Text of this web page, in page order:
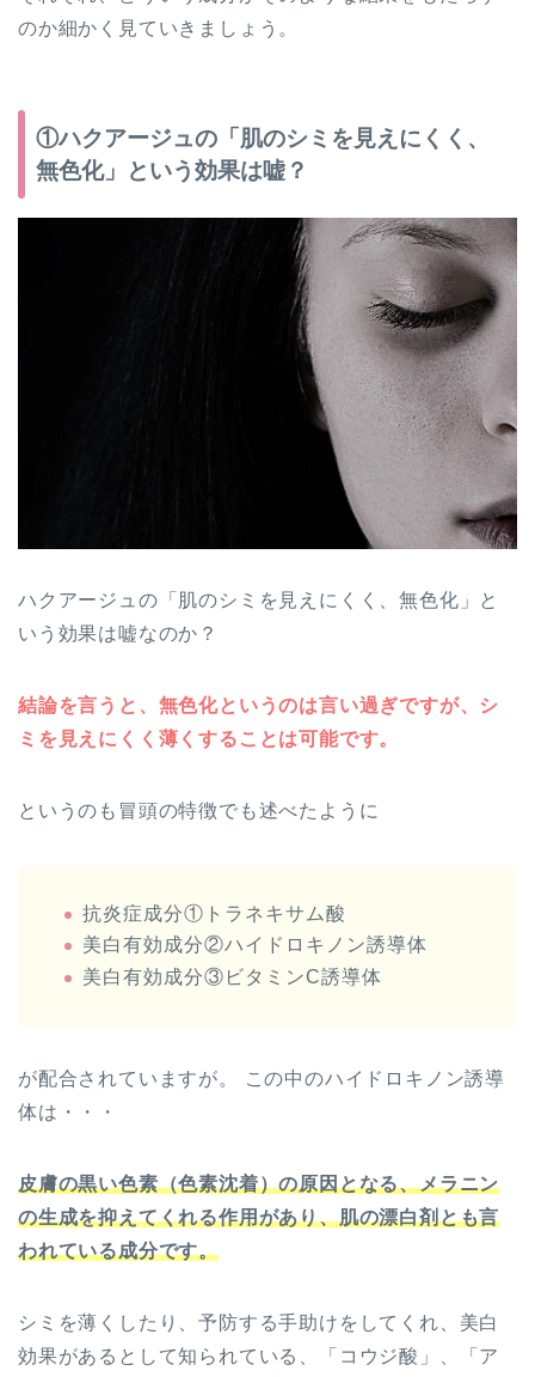
のか細かく見ていきましょう。
①ハクアージュの「肌のシミを見えにくく、
無色化」という効果は嘘？
ハクアージュの「肌のシミを見えにくく、無色化」と
いう効果は嘘なのか？
結論を言うと、無色化というのは言い過ぎですが、シ
ミを見えにくく薄くすることは可能です。
というのも冒頭の特徴でも述べたように
抗炎症成分①トラネキサム酸
美白有効成分②ハイドロキノン誘導体
美白有効成分③ビタミンC誘導体
が配合されていますが。 この中のハイドロキノン誘導
体は・・・
皮膚の黒い色素（色素沈着）の原因となる、メラニン
の生成を抑えてくれる作用があり、肌の漂白剤とも言
われている成分です。
シミを薄くしたり、予防する手助けをしてくれ、美白
効果があるとして知られている、「コウジ酸」、「ア